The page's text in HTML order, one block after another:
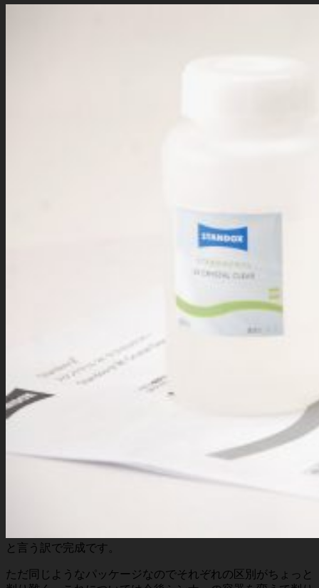
と言う訳で完成です。
ただ同じようなパッケージなのでそれぞれの区別がちょっと